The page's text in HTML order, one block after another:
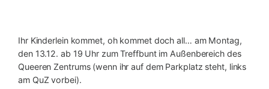
Ihr Kinderlein kommet, oh kommet doch all… am Montag,
den 13.12. ab 19 Uhr zum Treffbunt im Außenbereich des
Queeren Zentrums (wenn ihr auf dem Parkplatz steht, links
am QuZ vorbei).